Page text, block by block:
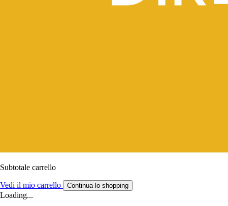
Subtotale carrello
Vedi il mio carrello Continua lo shopping
Loading...